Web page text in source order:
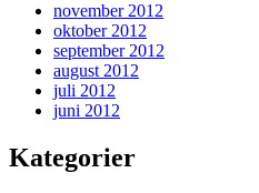
november 2012
oktober 2012
september 2012
august 2012
juli 2012
juni 2012
Kategorier